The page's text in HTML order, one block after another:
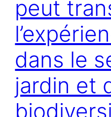
peut
dans le
jardin et